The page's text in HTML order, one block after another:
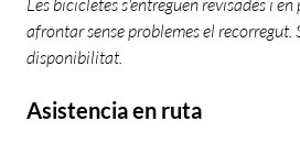
Les bicicletes s'entreguen revisades i
afrontar sense problemes el recorregut.
disponibilitat.
Asistencia en ruta